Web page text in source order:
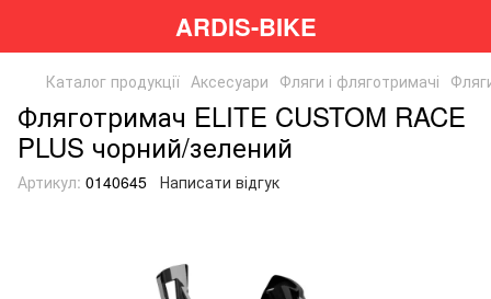
ARDIS-BIKE
Каталог продукції Аксесуари Фляги і фляготримачі
Фляготримач ELITE CUSTOM RACE
PLUS чорний/зелений
Артикул: 0140645 Написати відгук